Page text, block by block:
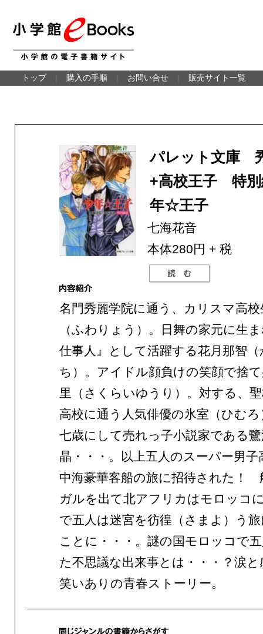
トップ 購入の手順 お問い合せ 販売サイト一覧
パレット文庫
+高校王子 特
年☆王子
七海花音
本体280円 + 税
名門秀麗学院に通う、カリスマ高校
（ふわりょう）。日舞の家元に生
仕事人』として活躍する花月那智
ち）。アイドル顔負けの笑顔で捨
里（さくらいゆうり）。対する、
高校に通う人気俳優の氷室（ひむ
七歳にして売れっ子小説家である
晶・・・。以上五人のスーパー男子
中海豪華客船の旅に招待された！
ガルを出て北アフリカはモロッコ
で五人は迷宮を彷徨（さまよ）う
ことに・・・。謎の国モロッコで
た不思議な出来事とは・・・？涙
笑いありの青春ストーリー。